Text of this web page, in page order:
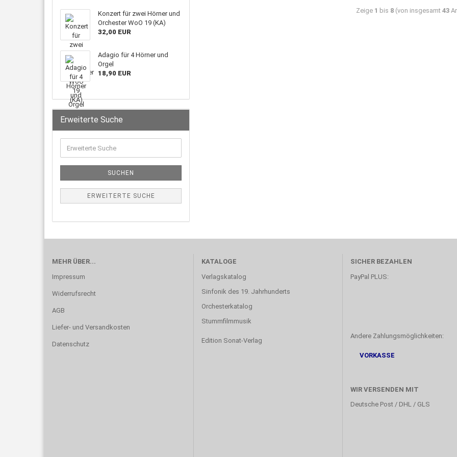
Zeige 1 bis 8(von insgesamt 43
Konzert für zwei Hörner und
Orchester WoO 19 (KA)
32,00 EUR
Adagio für 4 Hörner und
Orgel
18,90 EUR
Erweiterte Suche
SUCHEN
ERWEITERTE SUCHE
MEHR ÜBER...
Impressum
Widerrufsrecht
AGB
Liefer- und Versandkosten
Datenschutz
KATALOGE
Verlagskatalog
Sinfonik des 19. Jahrhunderts
Orchesterkatalog
Stummfilmmusik
Edition Sonat-Verlag
SICHER BEZAHLEN
PayPal PLUS:
Andere Zahlungsmöglichkeiten:
VORKASSE
WIR VERSENDEN MIT
Deutsche Post / DHL / GLS